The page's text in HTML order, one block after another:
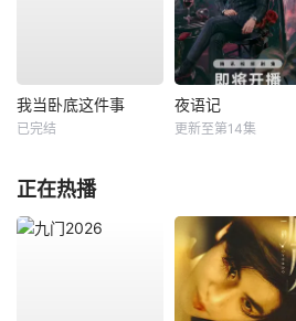
我当卧底这件事
已完结
夜语记
更新至第14集
正在热播